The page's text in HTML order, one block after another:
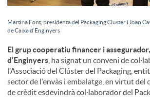
a
l
s
Martina Font, presidenta del Packaging Cluster i Joan
de Caixa d’Enginyers
El grup cooperatiu financer i
d’Enginyers , ha signat un conveni de
l’Associació del Clúster del Packaging,
sector de l'envàs i embalatge, en virtut del
de crèdit esdevindrà col·laborador del